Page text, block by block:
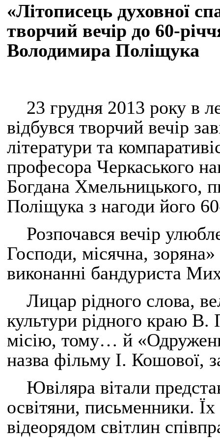
«Літописець духовної
творчий вечір до 60-
Володимира Поліщука
23 грудня 2013 року в
відбувся творчий вечір
літератури та
професора Черкаського
Богдана Хмельницького,
Поліщука з нагоди його
Розпочався вечір
Господи, місячна,
виконанні бандуриста
Лицар рідного слова,
культури рідного краю
місію, тому… й
назва фільму І. Кошової,
Ювіляра вітали
освітяни, письменники.
відеорядом світлин